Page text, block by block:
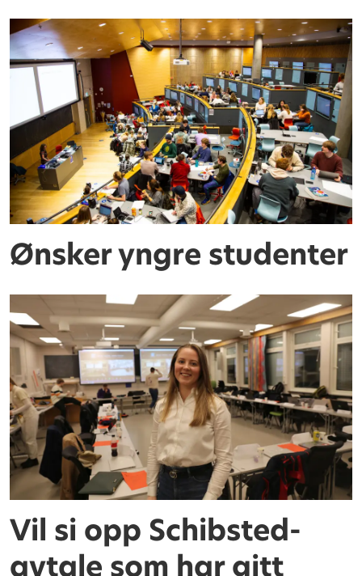
Ønsker yngre studenter
Vil si opp Schibsted-
avtale som har gitt